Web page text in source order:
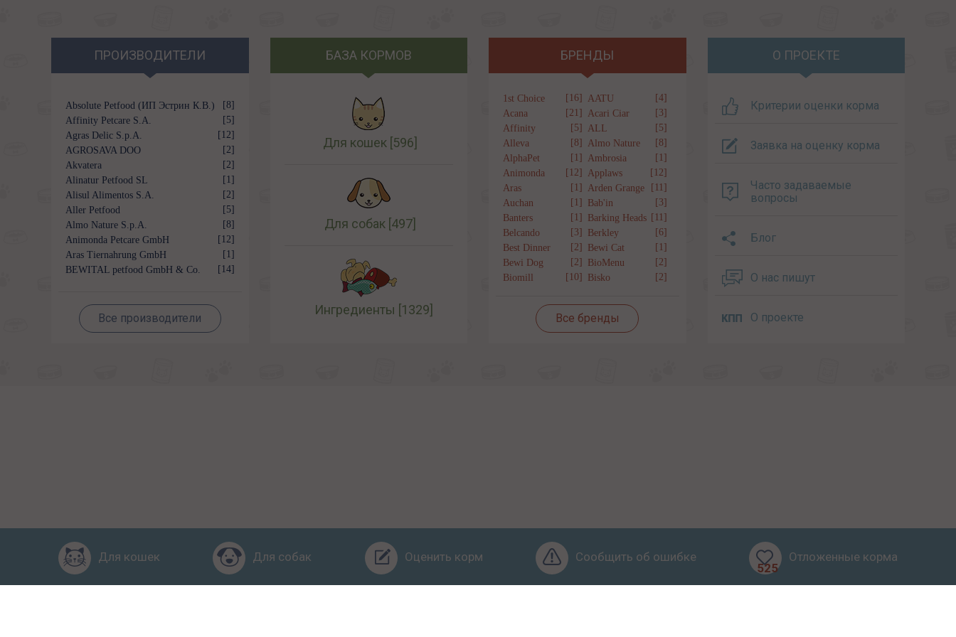
ПРОИЗВОДИТЕЛИ
Absolute Petfood (ИП Эстрин К.В.)
[8]
Affinity Petcare S.A.
[5]
Agras Delic S.p.A.
[12]
AGROSAVA DOO
[2]
Akvatera
[2]
Alinatur Petfood SL
[1]
Alisul Alimentos S.A.
[2]
Aller Petfood
[5]
Almo Nature S.p.A.
[8]
Animonda Petcare GmbH
[12]
Aras Tiernahrung GmbH
[1]
BEWITAL petfood GmbH & Co.
[14]
Все производители
БАЗА КОРМОВ
Для кошек [596]
Для собак [497]
Ингредиенты [1329]
БРЕНДЫ
1st Choice [16] AATU
[4]
Acana
[21] Acari Ciar
[3]
Affinity
[5] ALL
[5]
Alleva
[8] Almo Nature
[8]
AlphaPet
[1] Ambrosia
[1]
Animonda
[12] Applaws
[12]
Aras
[1] Arden Grange
[11]
Auchan
[1] Bab'in
[3]
Banters
[1] Barking Heads [11]
Belcando
[3] Berkley
[6]
Best Dinner
[2] Bewi Cat
[1]
Bewi Dog
[2] BioMenu
[2]
Biomill
[10] Bisko [2]
Все бренды
О ПРОЕКТЕ
Критерии оценки корма
Заявка на оценку корма
Часто задаваемые
вопросы
Блог
О нас пишут
О проекте
Для кошек Для собак Оценить корм
Сообщить об ошибке
525
Отложенные корма